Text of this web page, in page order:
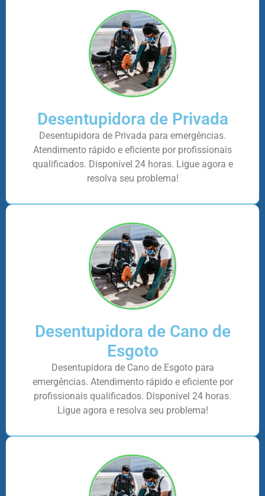
Desentupidora de Privada
Desentupidora de Privada para emergências.
Atendimento rápido e eficiente por profissionais
qualificados. Disponível 24 horas. Ligue agora e
resolva seu problema!
Desentupidora de Cano de
Esgoto
Desentupidora de Cano de Esgoto para
emergências. Atendimento rápido e eficiente por
profissionais qualificados. Disponível 24 horas.
Ligue agora e resolva seu problema!